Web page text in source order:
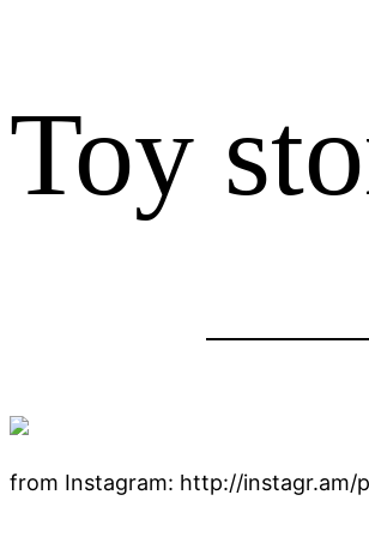
Toy
from Instagram: http://instagr.am/